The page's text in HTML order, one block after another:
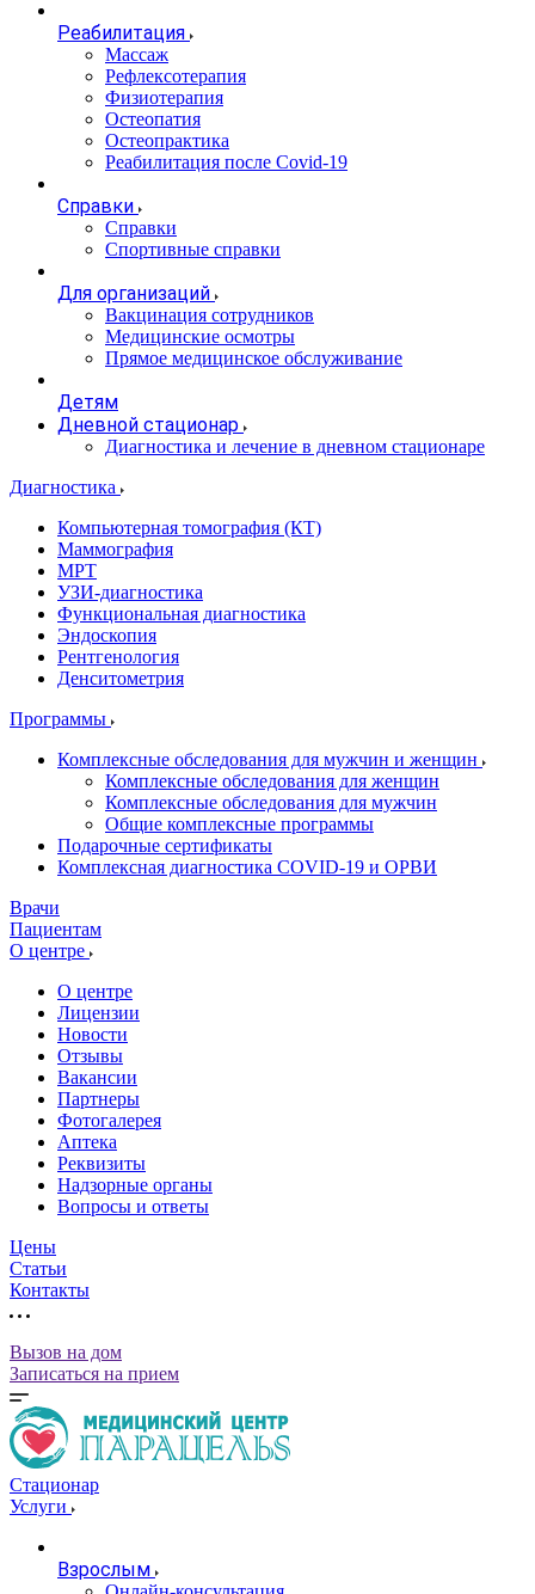
Реабилитация
Массаж
Рефлексотерапия
Физиотерапия
Остеопатия
Остеопрактика
Реабилитация после Covid-19
Справки
Справки
Спортивные справки
Для организаций
Вакцинация сотрудников
Медицинские осмотры
Прямое медицинское обслуживание
Детям
Дневной стационар
Диагностика и лечение в дневном стационаре
Диагностика
Компьютерная томография (КТ)
Маммография
МРТ
УЗИ-диагностика
Функциональная диагностика
Эндоскопия
Рентгенология
Денситометрия
Программы
Комплексные обследования для мужчин и женщин
Комплексные обследования для женщин
Комплексные обследования для мужчин
Общие комплексные программы
Подарочные сертификаты
Комплексная диагностика COVID-19 и ОРВИ
Врачи
Пациентам
О центре
О центре
Лицензии
Новости
Отзывы
Вакансии
Партнеры
Фотогалерея
Аптека
Реквизиты
Надзорные органы
Вопросы и ответы
Цены
Статьи
Контакты
Вызов на дом
Записаться на прием
Стационар
Услуги
Взрослым